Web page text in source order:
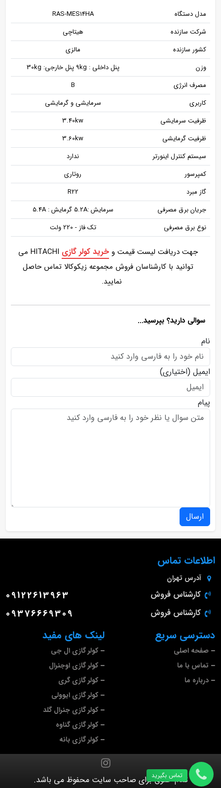
مدل دستگاه
RAS-MES14HA
شرکت سازنده
هیتاچی
کشور سازنده
مالزی
وزن
پنل داخلی : 9kg پنل خارجی: 30kg
مصرف انرژی
B
کاربری
سرمایشی و گرمایشی
ظرفیت سرمایشی
3.40kw
ظرفیت گرمایشی
3.60kw
سیستم کنترل اینورتر
ندارد
کمپرسور
روتاری
گاز مبرد
R22
جریان برق مصرفی
سرمایش :5.2A گرمایش : 5.4A
نوع برق مصرفی
تک فاز - 220 ولت
جهت دریافت لیست قیمت و خرید کولر گازی
HITACHI می
توانید با کارشناسان فروش مجموعه زیکوکالا تماس حاصل
نمایید.
سوالی دارید؟ بپرسید...
نام
ایمیل (اختیاری)
پیام
ارسال
لینک های مفید
کولر گازی ال جی
کولر گازی اوجنرال
کولر گازی گری
کولر گازی ایوولی
کولر گازی جنرال گلد
کولر گازی گناوه
کولر گازی بانه
دسترسی سریع
صفحه اصلی
تماس با ما
درباره ما
اطلاعات تماس
آدرس تهران
کارشناس فروش 09122613963
کارشناس فروش 09376669309
تمام حقوق برای صاحب سایت محفوظ می باشد.
تماس بگیرید